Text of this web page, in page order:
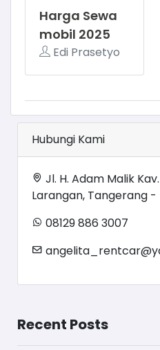
Harga Sewa
mobil 2025
Edi Prasetyo
Hubungi Kami
Jl. H. Adam Malik
Larangan, Tangerang
08129 886 3007
Recent Posts